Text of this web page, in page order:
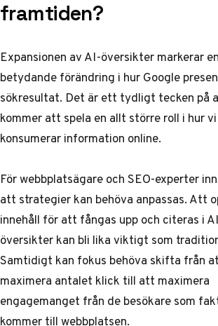
framtiden?
Expansionen av AI-översikter markerar en
betydande förändring i hur Google
sökresultat. Det är ett tydligt tecken på
kommer att spela en allt större roll i hur
konsumerar information online.
För webbplatsägare och SEO-experter
att strategier kan behöva anpassas. Att
innehåll för att fångas upp och citeras i
översikter kan bli lika viktigt som
Samtidigt kan fokus behöva skifta från
maximera antalet klick till att maximera
engagemanget från de besökare som
kommer till webbplatsen.